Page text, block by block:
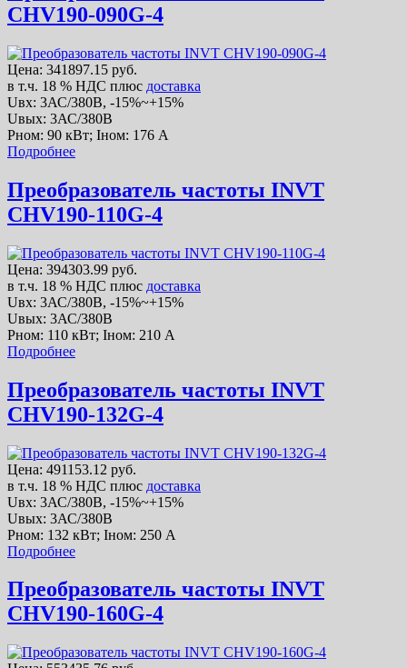
CHV190-090G-4
Цена: 341897.15 руб.
в т.ч. 18 % НДС плюс доставка
Uвх: 3АС/380В, -15%~+15%
Uвых: 3АС/380В
Рном: 90 кВт; Iном: 176 А
Подробнее
Преобразователь частоты INVT
CHV190-110G-4
Цена: 394303.99 руб.
в т.ч. 18 % НДС плюс доставка
Uвх: 3АС/380В, -15%~+15%
Uвых: 3АС/380В
Рном: 110 кВт; Iном: 210 А
Подробнее
Преобразователь частоты INVT
CHV190-132G-4
Цена: 491153.12 руб.
в т.ч. 18 % НДС плюс доставка
Uвх: 3АС/380В, -15%~+15%
Uвых: 3АС/380В
Рном: 132 кВт; Iном: 250 А
Подробнее
Преобразователь частоты INVT
CHV190-160G-4